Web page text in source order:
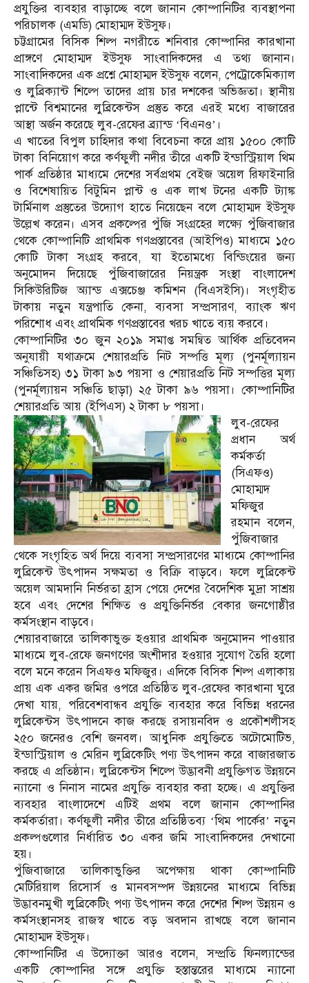
প্রযুক্তির ব্যবহার বাড়াচ্ছে বলে জানান কোম্পানিটির ব্যবস্থাপনা
পরিচালক (এমডি) মোহাম্মদ ইউসুফ।
চট্টগ্রামের বিসিক শিল্প নগরীতে শনিবার কোম্পানির কারখানা
প্রাঙ্গণে মোহাম্মদ ইউসুফ সাংবাদিকদের এ তথ্য জানান।
সাংবাদিকদের এক প্রশ্নে মোহাম্মদ ইউসুফ বলেন, পেট্রোকেমিক্যাল
ও লুব্রিক্যান্ট শিল্পে তাদের প্রায় চার দশকের অভিজ্ঞতা। স্থানীয়
প্লান্টে বিশ্বমানের লুব্রিকেন্টস প্রস্তুত করে এরই মধ্যে বাজারের
আস্থা অর্জন করেছে লুব-রেফের ব্র্যান্ড ‘বিএনও’।
এ খাতের বিপুল চাহিদার কথা বিবেচনা করে প্রায় ১৫০০ কোটি
টাকা বিনিয়োগ করে কর্ণফুলী নদীর তীরে একটি ইন্ডাস্ট্রিয়াল থিম
পার্ক প্রতিষ্ঠার মাধ্যমে দেশের সর্বপ্রথম বেইজ অয়েল রিফাইনারি
ও বিশেষায়িত বিটুমিন প্লান্ট ও এক লাখ টনের একটি ট্যাঙ্ক
টার্মিনাল প্রস্তুতের উদ্যোগ হাতে নিয়েছেন বলে মোহাম্মদ ইউসুফ
উল্লেখ করেন। এসব প্রকল্পের পুঁজি সংগ্রহের লক্ষ্যে পুঁজিবাজার
থেকে কোম্পানিটি প্রাথমিক গণপ্রস্তাবের (আইপিও) মাধ্যমে ১৫০
কোটি টাকা সংগ্রহ করবে, যা ইতোমধ্যে বিন্ডিংয়ের জন্য
অনুমোদন দিয়েছে পুঁজিবাজারের নিয়ন্ত্রক সংস্থা বাংলাদেশ
সিকিউরিটিজ অ্যান্ড এক্সচেঞ্জ কমিশন (বিএসইসি)। সংগৃহীত
টাকায় নতুন যন্ত্রপাতি কেনা, ব্যবসা সম্প্রসারণ, ব্যাংক ঋণ
পরিশোধ এবং প্রাথমিক গণপ্রস্তাবের খরচ খাতে ব্যয় করবে।
কোম্পানিটির ৩০ জুন ২০১৯ সমাপ্ত সমন্বিত আর্থিক প্রতিবেদন
অনুযায়ী যথাক্রমে শেয়ারপ্রতি নিট সম্পত্তি মূল্য (পুনর্মূল্যায়ন
সঞ্চিতিসহ) ৩১ টাকা ৯৩ পয়সা ও শেয়ারপ্রতি নিট সম্পত্তির মূল্য
(পুনর্মূল্যায়ন সঞ্চিতি ছাড়া) ২৫ টাকা ৯৬ পয়সা। কোম্পানিটির
শেয়ারপ্রতি আয় (ইপিএস) ২ টাকা ৮ পয়সা।
লুব-রেফের
প্রধান অর্থ
কর্মকর্তা
(সিএফও)
মোহাম্মদ
মফিজুর
রহমান বলেন,
পুঁজিবাজার
থেকে সংগৃহিত অর্থ দিয়ে ব্যবসা সম্প্রসারণের মাধ্যমে কোম্পানির
লুব্রিকেন্ট উৎপাদন সক্ষমতা ও বিক্রি বাড়বে। ফলে লুব্রিকেন্ট
অয়েল আমদানি নির্ভরতা হ্রাস পেয়ে দেশের বৈদেশিক মুদ্রা সাশ্রয়
হবে এবং দেশের শিক্ষিত ও প্রযুক্তিনির্ভর বেকার জনগোষ্ঠীর
কর্মসংস্থান বাড়বে।
শেয়ারবাজারে তালিকাভুক্ত হওয়ার প্রাথমিক অনুমোদন পাওয়ার
মাধ্যমে লুব-রেফে জনগণের অংশীদার হওয়ার সুযোগ তৈরি হলো
বলে মনে করেন সিএফও মফিজুর। এদিকে বিসিক শিল্প এলাকায়
প্রায় এক একর জমির ওপরে প্রতিষ্ঠিত লুব-রেফের কারখানা ঘুরে
দেখা যায়, পরিবেশবান্ধব প্রযুক্তি ব্যবহার করে বিভিন্ন ধরনের
লুব্রিকেন্টস উৎপাদনে কাজ করছে রসায়নবিদ ও প্রকৌশলীসহ
২৫০ জনেরও বেশি জনবল। আধুনিক প্রযুক্তিতে অটোমোটিভ,
ইন্ডাস্ট্রিয়াল ও মেরিন লুব্রিকেটিং পণ্য উৎপাদন করে বাজারজাত
করছে এ প্রতিষ্ঠান। লুব্রিকেন্টস শিল্পে উদ্ভাবনী প্রযুক্তিগত উন্নয়নে
ন্যানো ও নিনাস নামের প্রযুক্তি ব্যবহার করা হচ্ছে। এ প্রযুক্তির
ব্যবহার বাংলাদেশে এটিই প্রথম বলে জানান কোম্পানির
কর্মকর্তারা। কর্ণফুলী নদীর তীরে প্রতিষ্ঠিতব্য ‘থিম পার্কের’ নতুন
প্রকল্পগুলোর নির্ধারিত ৩০ একর জমি সাংবাদিকদের দেখানো
হয়।
পুঁজিবাজারে তালিকাভুক্তির অপেক্ষায় থাকা কোম্পানিটি
মেটিরিয়াল রিসোর্স ও মানবসম্পদ উন্নয়নের মাধ্যমে বিভিন্ন
উদ্ভাবনমুখী লুব্রিকেটিং পণ্য উৎপাদন করে দেশের শিল্প উন্নয়ন ও
কর্মসংস্থানসহ রাজস্ব খাতে বড় অবদান রাখছে বলে জানান
মোহাম্মদ ইউসুফ।
কোম্পানিটির এ উদ্যোক্তা আরও বলেন, সম্প্রতি ফিনল্যান্ডের
একটি কোম্পানির সঙ্গে প্রযুক্তি হস্তান্তরের মাধ্যমে ন্যানো